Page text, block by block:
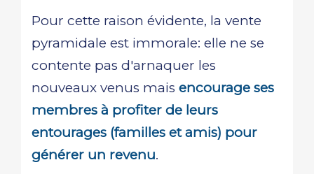
Pour cette raison évidente, la vente
pyramidale est immorale: elle ne se
contente pas d'arnaquer les
nouveaux venus mais encourage ses
membres à profiter de leurs
entourages (familles et amis) pour
générer un revenu.